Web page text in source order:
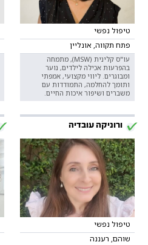
טיפול נפשי
פתח תקווה, אונליין
עו"ס קלינית (MSW), מתמחה
בהפרעות אכילה לילדים, נוער
ומבוגרים. ליווי מקצועי, אמפתי
ותומך להחלמה, התמודדות עם
משברים ושיפור איכות החיים.
ורוניקה עובדיה
טיפול נפשי
שוהם, רעננה